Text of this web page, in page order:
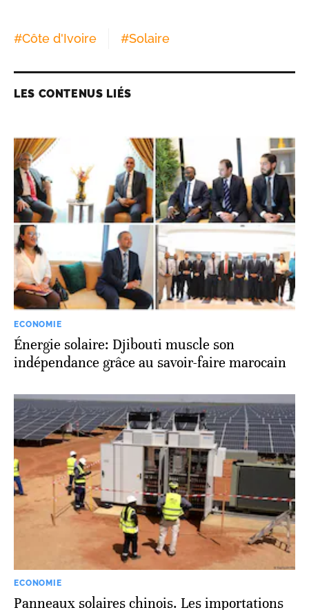
#Côte d'Ivoire #Solaire
LES CONTENUS LIÉS
ECONOMIE
Énergie solaire: Djibouti muscle son
indépendance grâce au savoir-faire marocain
ECONOMIE
Panneaux solaires chinois. Les importations